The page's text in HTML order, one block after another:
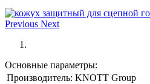
Previous Next
Основные параметры:
Производитель: KNOTT Group